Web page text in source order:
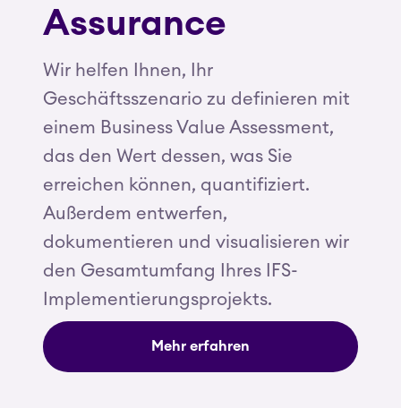
Assurance
Wir helfen Ihnen, Ihr
Geschäftsszenario zu definieren mit
einem Business Value Assessment,
das den Wert dessen, was Sie
erreichen können, quantifiziert.
Außerdem entwerfen,
dokumentieren und visualisieren wir
den Gesamtumfang Ihres IFS-
Implementierungsprojekts.
Mehr erfahren